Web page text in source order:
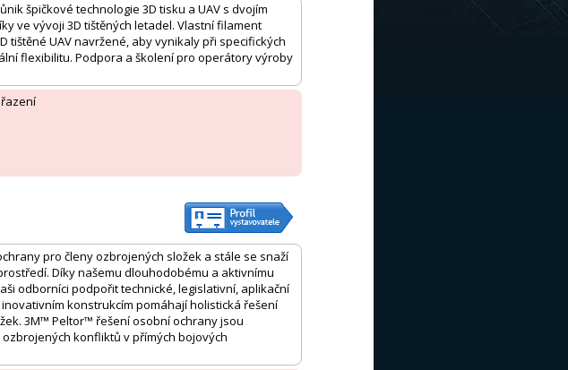
špičkové technologie 3D tisku a UAV s dvojím
ve vývoji 3D tištěných letadel. Vlastní filament
tištěné UAV navržené, aby vynikaly při specifických
flexibilitu. Podpora a školení pro operátory výroby
pro členy ozbrojených složek a stále se snaží
Díky našemu dlouhodobému a aktivnímu
odborníci podpořit technické, legislativní, aplikační
konstrukcím pomáhají holistická řešení
3M™ Peltor™ řešení osobní ochrany jsou
konfliktů v přímých bojových